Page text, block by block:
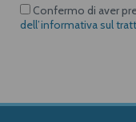
Confermo di aver
dell’informativa sul